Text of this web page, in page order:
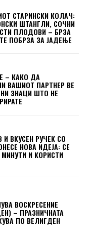
СТАРИНСКИ КОЛАЧ:
ШТАНГЛИ, СОЧНИ
ПЛОДОВИ – БРЗА
ПОБРЗА ЗА ЈАДЕЊЕ
– КАКО ДА
ВАШИОТ ПАРТНЕР ВЕ
ЗНАЦИ ШТО НЕ
И ВКУСЕН РУЧЕК СО
НОВА ИДЕЈА: СЕ
И КОРИСТИ
ВОСКРЕСЕНИЕ
– ПРАЗНИЧНАТА
ПО ВЕЛИГДЕН